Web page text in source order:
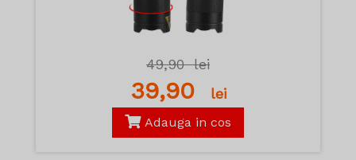
49,90lei
39,90 lei
Adauga in cos